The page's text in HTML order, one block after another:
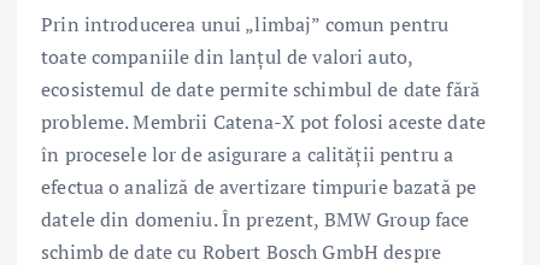
Prin introducerea unui „limbaj” comun pentru
toate companiile din lanţul de valori auto,
ecosistemul de date permite schimbul de date fără
probleme. Membrii Catena-X pot folosi aceste date
în procesele lor de asigurare a calităţii pentru a
efectua o analiză de avertizare timpurie bazată pe
datele din domeniu. În prezent, BMW Group face
schimb de date cu Robert Bosch GmbH despre